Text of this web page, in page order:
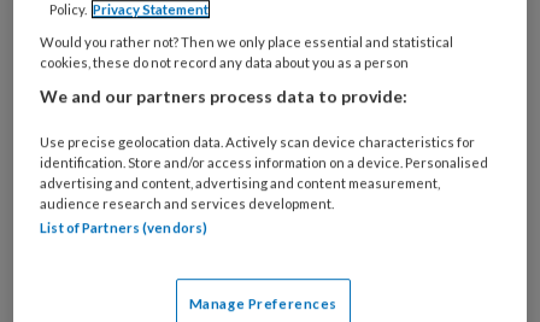
Bij
welke
organisatie
werk
KinderopvangTotaal nieuwsbrief
Ontvang iedere zondag het
Weekoverzicht
Policy. Privacy Statement
Would you rather not? Then we only place essential and statistical
cookies, these do not record any data about you as a person
We and our partners process data to provide:
Use precise geolocation data. Actively scan device characteristics for
identification. Store and/or access information on a device. Personalised
advertising and content, advertising and content measurement,
audience research and services development.
List of Partners (vendors)
Manage Preferences